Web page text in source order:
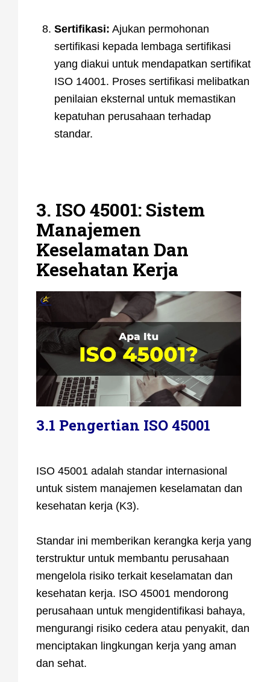
Sertifikasi: Ajukan permohonan
sertifikasi kepada lembaga sertifikasi
yang diakui untuk mendapatkan sertifikat
ISO 14001. Proses sertifikasi melibatkan
penilaian eksternal untuk memastikan
kepatuhan perusahaan terhadap
standar.
3. ISO 45001: Sistem
Manajemen
Keselamatan Dan
Kesehatan Kerja
3.1 Pengertian ISO 45001
ISO 45001 adalah standar internasional
untuk sistem manajemen keselamatan dan
kesehatan kerja (K3).
Standar ini memberikan kerangka kerja yang
terstruktur untuk membantu perusahaan
mengelola risiko terkait keselamatan dan
kesehatan kerja. ISO 45001 mendorong
perusahaan untuk mengidentifikasi bahaya,
mengurangi risiko cedera atau penyakit, dan
menciptakan lingkungan kerja yang aman
dan sehat.